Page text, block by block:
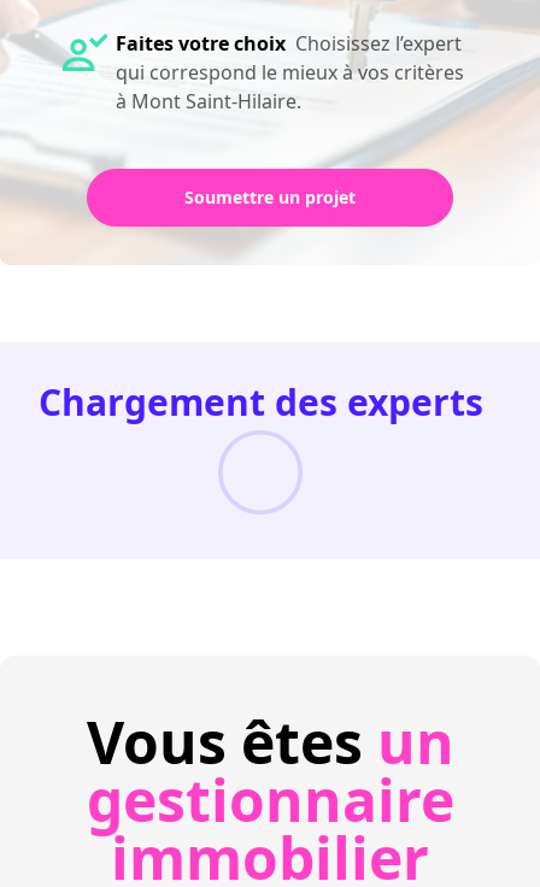
Faites votre choix Choisissez l’expert
qui correspond le mieux à vos critères
à Mont Saint-Hilaire.
Soumettre un projet
Chargement des experts
Vous êtes un
gestionnaire
immobilier